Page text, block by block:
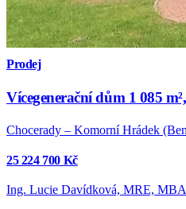
Prodej
Vícegenerační dům 1 085
Chocerady – Komorní Hrádek
25 224 700 Kč
Ing. Lucie Davídková, MRE, MBA